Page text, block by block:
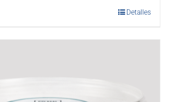
Detalles